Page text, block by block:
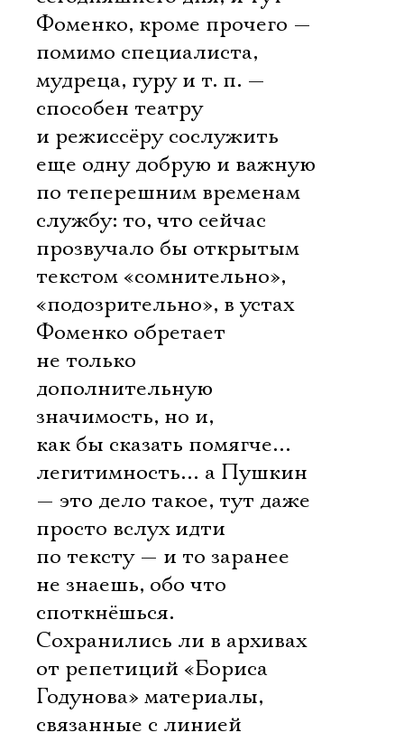
Фоменко, кроме прочего —
помимо специалиста,
мудреца, гуру и т. п. —
способен театру
и режиссёру сослужить
еще одну добрую и важную
по теперешним временам
службу: то, что сейчас
прозвучало бы открытым
текстом «сомнительно»,
«подозрительно», в устах
Фоменко обретает
не только
дополнительную
значимость, но и,
как бы сказать помягче…
легитимность… а Пушкин
— это дело такое, тут даже
просто вслух идти
по тексту — и то заранее
не знаешь, обо что
споткнёшься.
Сохранились ли в архивах
от репетиций «Бориса
Годунова» материалы,
связанные с линией